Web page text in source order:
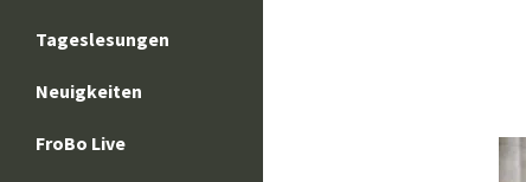
Tageslesungen
Neuigkeiten
FroBo Live